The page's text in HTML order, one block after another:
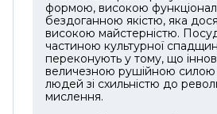
формою, високою
бездоганною якістю, яка
високою майстерністю.
частиною культурної
переконують у тому, що
величезною рушійною силою
людей зі схильністю до
мислення.